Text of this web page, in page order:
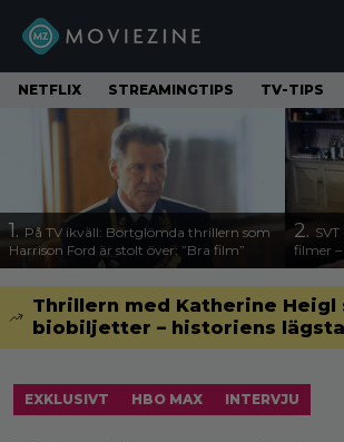
NETFLIX STREAMINGTIPS TV-TIPS
1. På TV ikväll: Bortglömda thrillern som
Harrison Ford är stolt över: ”Bra film”
2.
filmer
Thrillern med Katherine Heigl
biobiljetter – historiens
EXKLUSIVT HBO MAX INTERVJU